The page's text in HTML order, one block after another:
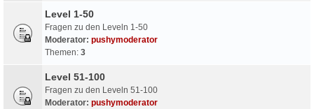
Level 1-50
Fragen zu den Leveln 1-50
Moderator: pushymoderator
Themen: 3
Level 51-100
Fragen zu den Leveln 51-100
Moderator: pushymoderator